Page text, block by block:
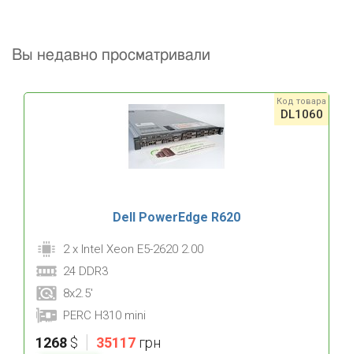
Вы недавно просматривали
Dell PowerEdge R620
Код товара
DL1060
2 x Intel Xeon E5-2620 2.00
24 DDR3
8x2.5'
PERC H310 mini
1268 $ | 35117 грн